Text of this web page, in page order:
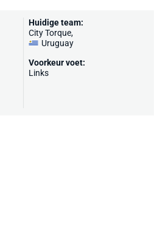
Huidige team:
City Torque,
Uruguay
Voorkeur voet:
Links